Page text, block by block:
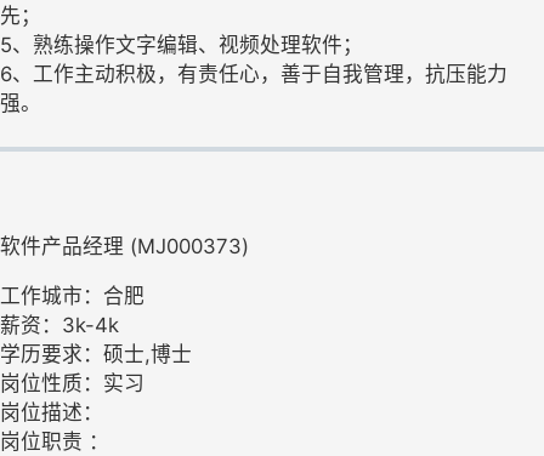
先；
5、熟练操作文字编辑、视频处理软件；
6、工作主动积极，有责任心，善于自我管理，抗压能力
强。
软件产品经理 (MJ000373)
工作城市：合肥
薪资：3k-4k
学历要求：硕士,博士
岗位性质：实习
岗位描述：
岗位职责 ：